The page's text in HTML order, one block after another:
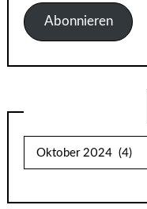
AdresseAbonnieren